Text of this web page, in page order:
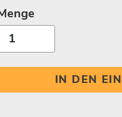
IN DEN